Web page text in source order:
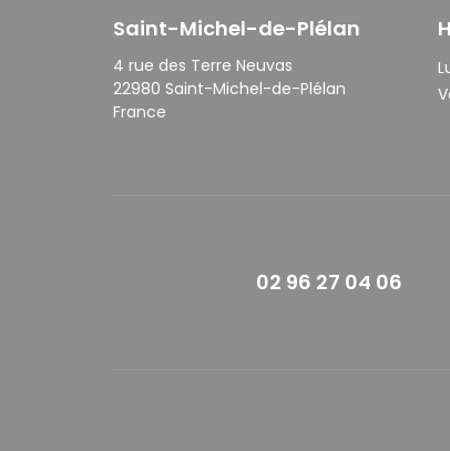
Saint-Michel-de-Plélan
4 rue des Terre Neuvas
22980 Saint-Michel-de-Plélan
France
02 96 27 04 06